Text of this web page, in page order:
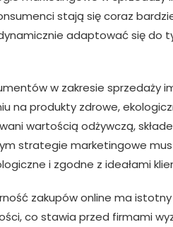
stają się coraz
adaptować się do
w zakresie sprzedaży
na produkty zdrowe,
wartością odżywczą,
strategie marketingowe
i zgodne z ideałami
zakupów online ma istotny
co stawia przed firmami